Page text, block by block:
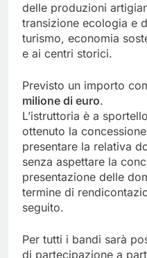
delle produzioni
transizione ecologia e
turismo, economia
e ai centri storici.
Previsto un importo
milione di euro.
L’istruttoria è a
ottenuto la
presentare la relativa
senza aspettare la
presentazione delle
termine di
seguito.
Per tutti i bandi sarà
di partecipazione a